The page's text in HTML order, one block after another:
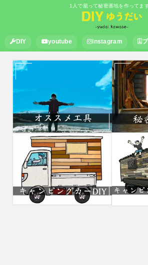
1人で籠って秘密基地を作ってます
DIY youtube instagram